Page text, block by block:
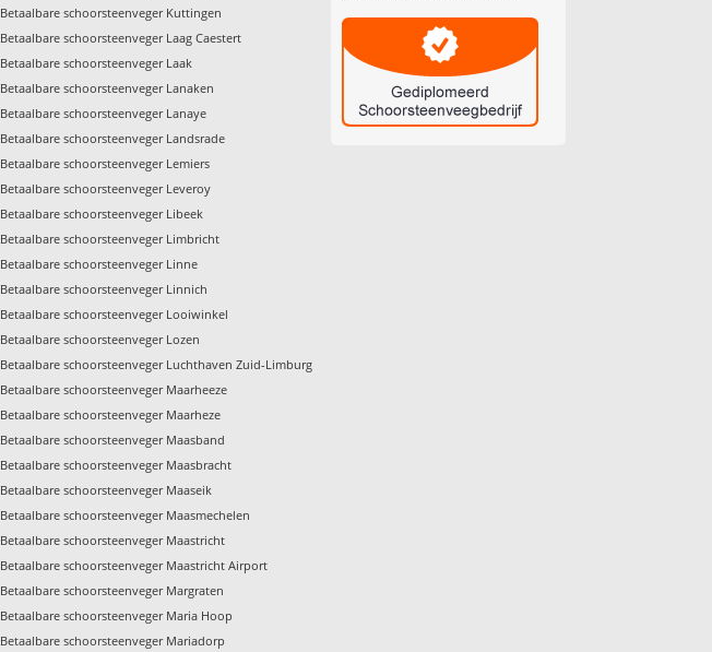
Betaalbare schoorsteenveger Kuttingen
Betaalbare schoorsteenveger Laag Caestert
Betaalbare schoorsteenveger Laak
Betaalbare schoorsteenveger Lanaken
Betaalbare schoorsteenveger Lanaye
Betaalbare schoorsteenveger Landsrade
Betaalbare schoorsteenveger Lemiers
Betaalbare schoorsteenveger Leveroy
Betaalbare schoorsteenveger Libeek
Betaalbare schoorsteenveger Limbricht
Betaalbare schoorsteenveger Linne
Betaalbare schoorsteenveger Linnich
Betaalbare schoorsteenveger Looiwinkel
Betaalbare schoorsteenveger Lozen
Betaalbare schoorsteenveger Luchthaven Zuid-Limburg
Betaalbare schoorsteenveger Maarheeze
Betaalbare schoorsteenveger Maarheze
Betaalbare schoorsteenveger Maasband
Betaalbare schoorsteenveger Maasbracht
Betaalbare schoorsteenveger Maaseik
Betaalbare schoorsteenveger Maasmechelen
Betaalbare schoorsteenveger Maastricht
Betaalbare schoorsteenveger Maastricht Airport
Betaalbare schoorsteenveger Margraten
Betaalbare schoorsteenveger Maria Hoop
Betaalbare schoorsteenveger Mariadorp